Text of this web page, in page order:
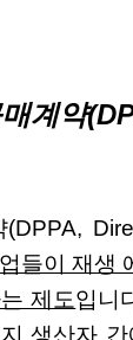
계약
(DPPA,
들이 재생
제도입니
생산자